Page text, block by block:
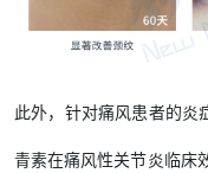
此外，针对痛风患者的
青素在痛风性关节炎临床